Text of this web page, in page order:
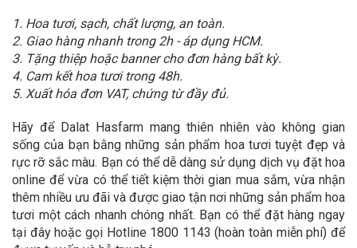
1. Hoa tươi, sạch, chất lượng, an toàn.
2. Giao hàng nhanh trong 2h - áp dụng HCM.
3. Tặng thiệp hoặc banner cho đơn hàng bất kỳ.
4. Cam kết hoa tươi trong 48h.
5. Xuất hóa đơn VAT, chứng từ đầy đủ.
Hãy để Dalat Hasfarm mang thiên nhiên vào không gian
sống của bạn bằng những sản phẩm hoa tươi tuyệt đẹp và
rực rỡ sắc màu. Bạn có thể dễ dàng sử dụng dịch vụ đặt hoa
online để vừa có thể tiết kiệm thời gian mua sắm, vừa nhận
thêm nhiều ưu đãi và được giao tận nơi những sản phẩm hoa
tươi một cách nhanh chóng nhất. Bạn có thể đặt hàng ngay
tại đây hoặc gọi Hotline 1800 1143 (hoàn toàn miễn phí) để